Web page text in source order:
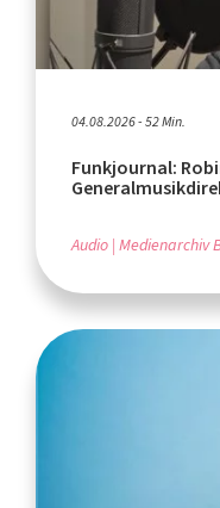
04.08.2026 - 52 Min.
Funkjournal:
Audio Medienarchiv